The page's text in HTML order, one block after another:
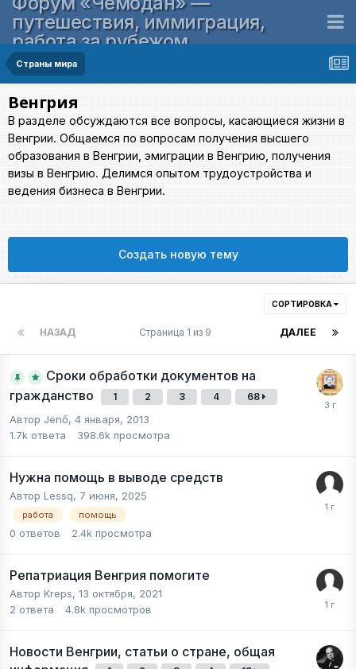
путешествия, иммиграция,
работа за рубежом
Страны мира
Венгрия
В разделе обсуждаются все вопросы, касающиеся жизни в
Венгрии. Общаемся по вопросам получения высшего
образования в Венгрии, эмиграции в Венгрию, получения
визы в Венгрию. Делимся опытом трудоустройства и
ведения бизнеса в Венгрии.
Создать новую тему
СОРТИРОВКА
НАЗАД ДАЛЕЕ
Страница 1 из 9
Сроки обработки документов на
гражданство
1 2 3 4 68
Автор Jenő, 4 января, 2013
1.7k ответа 398.6k просмотра
Нужна помощь в выводе средств
Автор Lessq, 7 июня, 2025
работа помощь
0 ответов 2.4k просмотра
Репатриация Венгрия помогите
Автор Kreps, 13 октября, 2021
2 ответа 4.8k просмотров
Новости Венгрии, статьи о стране, общая